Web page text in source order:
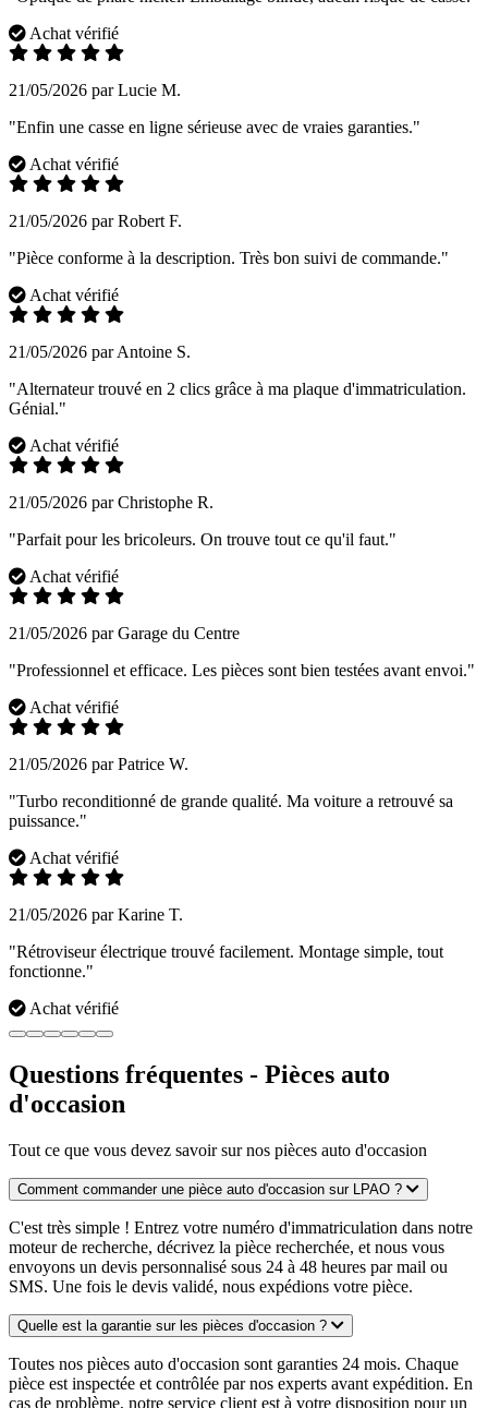
Achat vérifié
21/05/2026 par Lucie M.
"Enfin une casse en ligne sérieuse avec de vraies garanties."
Achat vérifié
21/05/2026 par Robert F.
"Pièce conforme à la description. Très bon suivi de commande."
Achat vérifié
21/05/2026 par Antoine S.
"Alternateur trouvé en 2 clics grâce à ma plaque d'immatriculation.
Génial."
Achat vérifié
21/05/2026 par Christophe R.
"Parfait pour les bricoleurs. On trouve tout ce qu'il faut."
Achat vérifié
21/05/2026 par Garage du Centre
"Professionnel et efficace. Les pièces sont bien testées avant envoi."
Achat vérifié
21/05/2026 par Patrice W.
"Turbo reconditionné de grande qualité. Ma voiture a retrouvé sa
puissance."
Achat vérifié
21/05/2026 par Karine T.
"Rétroviseur électrique trouvé facilement. Montage simple, tout
fonctionne."
Achat vérifié
Questions fréquentes - Pièces auto
d'occasion
Tout ce que vous devez savoir sur nos pièces auto d'occasion
Comment commander une pièce auto d'occasion sur LPAO ?
C'est très simple ! Entrez votre numéro d'immatriculation dans notre
moteur de recherche, décrivez la pièce recherchée, et nous vous
envoyons un devis personnalisé sous 24 à 48 heures par mail ou
SMS. Une fois le devis validé, nous expédions votre pièce.
Quelle est la garantie sur les pièces d'occasion ?
Toutes nos pièces auto d'occasion sont garanties 24 mois. Chaque
pièce est inspectée et contrôlée par nos experts avant expédition. En
cas de problème, notre service client est à votre disposition pour un